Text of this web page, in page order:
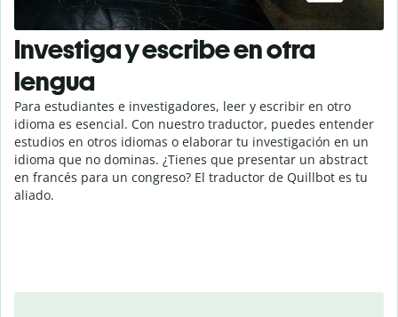
Investiga y escribe en otra
lengua
Para estudiantes e investigadores, leer y escribir en otro
idioma es esencial. Con nuestro traductor, puedes entender
estudios en otros idiomas o elaborar tu investigación en un
idioma que no dominas. ¿Tienes que presentar un abstract
en francés para un congreso? El traductor de Quillbot es tu
aliado.